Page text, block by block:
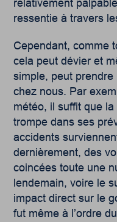
relativement
ressentie à travers
Cependant, comme
cela peut dévier et
simple, peut
chez nous. Par
météo, il suffit que
trompe dans ses
accidents
dernièrement, des
coincées toute une
lendemain, voire le
impact direct sur le
fut même à l’ordre